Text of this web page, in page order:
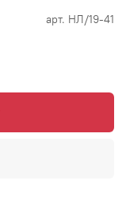
арт. НЛ/19-41